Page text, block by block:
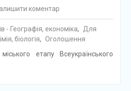
коментар
- Географія, економіка,
Для
біологія, Оголошення
етапу Всеукраїнського